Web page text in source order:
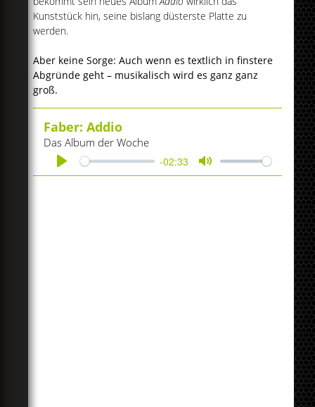
Kunststück hin, seine bislang düsterste Platte zu
werden.
Aber keine Sorge: Auch wenn es textlich in finstere
Abgründe geht – musikalisch wird es ganz ganz
groß.
Faber: Addio
Das Album der Woche
Play
-02:33
Mute